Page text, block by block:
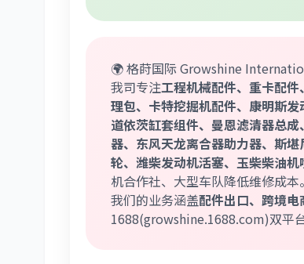
🌍 格莳国际 Growshine
我司专注工程机械配件、重卡配
理包、卡特挖掘机配件、康明斯
道依茨缸套组件、曼恩滤清器总
器、东风天龙离合器助力器、斯
轮、潍柴发动机活塞、玉柴柴油
机合作社、大型车队降低维修成本。
我们的业务涵盖配件出口、跨境
1688(growshine.1688.com)双平